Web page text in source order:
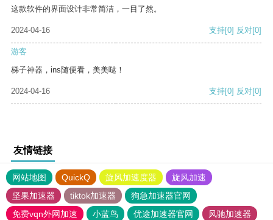
这款软件的界面设计非常简洁，一目了然。
2024-04-16 支持[0] 反对[0]
游客
梯子神器，ins随便看，美美哒！
2024-04-16 支持[0] 反对[0]
友情链接
网站地图 QuickQ 旋风加速度器
旋风加速
坚果加速器
tiktok加速器
狗急加速器官网
免费vqn外网加速
小蓝鸟 优途加速器官网
风驰加速器